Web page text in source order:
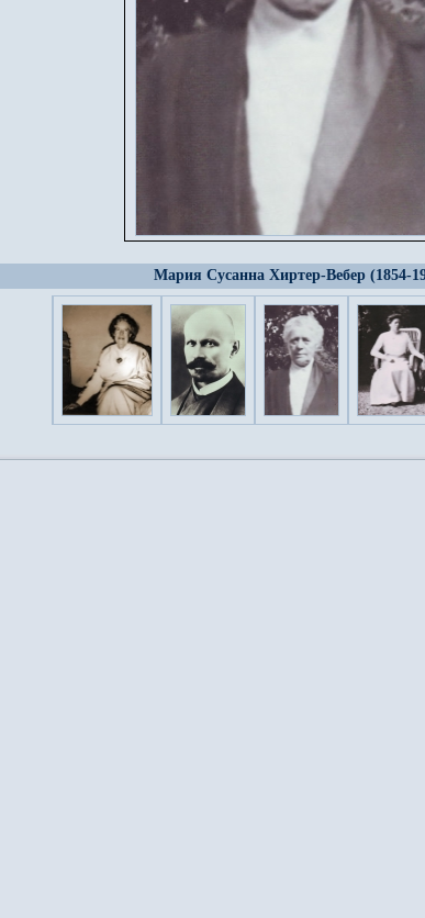
Мария Сусанна Хиртер-Вебер (1854-